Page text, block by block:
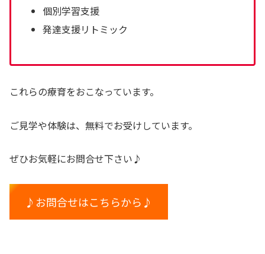
個別学習支援
発達支援リトミック
これらの療育をおこなっています。
ご見学や体験は、無料でお受けしています。
ぜひお気軽にお問合せ下さい♪
♪お問合せはこちらから♪